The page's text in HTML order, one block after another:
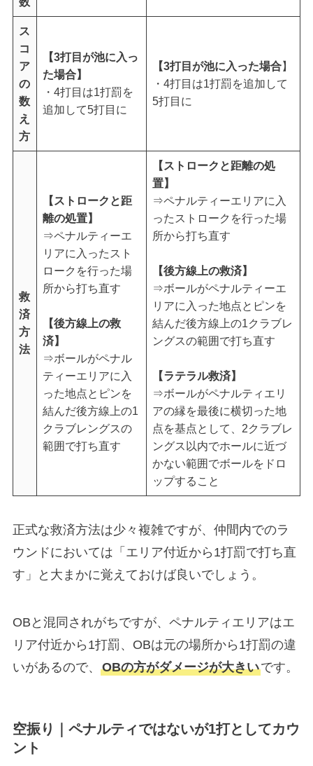
ス
コ
ア
の
数
え
方
【3打目が池に入っ
た場合】
・4打目は1打罰を
追加して5打目に
【3打目が池に入った場合】
・4打目は1打罰を追加して
5打目に
救
済
方
法
【ストロークと距
離の処置】
⇒ペナルティーエ
リアに入ったスト
ロークを行った場
所から打ち直す
【後方線上の救
済】
⇒ボールがペナル
ティーエリアに入
った地点とピンを
結んだ後方線上の1
クラブレングスの
範囲で打ち直す
【ストロークと距離の処
置】
⇒ペナルティーエリアに入
ったストロークを行った場
所から打ち直す
【後方線上の救済】
⇒ボールがペナルティーエ
リアに入った地点とピンを
結んだ後方線上の1クラブレ
ングスの範囲で打ち直す
【ラテラル救済】
⇒ボールがペナルティエリ
アの縁を最後に横切った地
点を基点として、2クラブレ
ングス以内でホールに近づ
かない範囲でボールをドロ
ップすること
正式な救済方法は少々複雑ですが、仲間内でのラ
ウンドにおいては「エリア付近から1打罰で打ち直
す」と大まかに覚えておけば良いでしょう。
OBと混同されがちですが、ペナルティエリアはエ
リア付近から1打罰、OBは元の場所から1打罰の違
いがあるので、 OBの方がダメージが大きいです。
空振り｜ペナルティではないが1打としてカウ
ント